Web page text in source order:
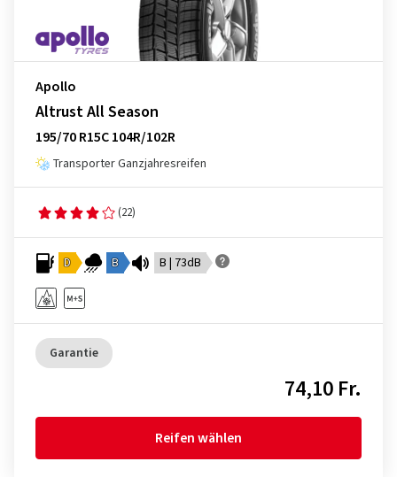
Apollo
Altrust All Season
195/70 R15C 104R/102R
Transporter Ganzjahresreifen
(22)
D B B | 73dB
Garantie
74,10 Fr.
Reifen wählen